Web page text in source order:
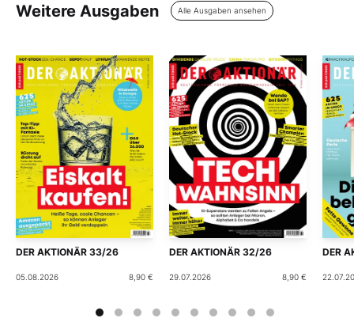
Weitere Ausgaben Alle Ausgaben ansehen
DER AKTIONÄR 33/26
05.08.2026 8,90 €
DER AKTIONÄR 32/26
29.07.2026 8,90 €
DER